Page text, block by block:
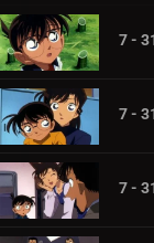
7 -
7 -
7 -